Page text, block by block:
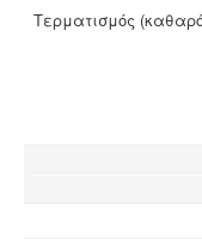
Τερματισμός